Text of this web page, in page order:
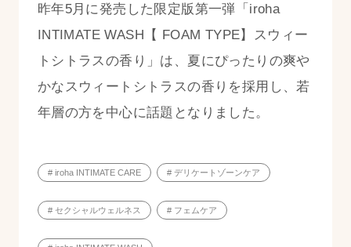
昨年5月に発売した限定版第一弾「iroha
INTIMATE WASH【 FOAM TYPE】スウィー
トシトラスの香り」は、夏にぴったりの爽や
かなスウィートシトラスの香りを採用し、若
年層の方を中心に話題となりました。
# iroha INTIMATE CARE # デリケートゾーンケア
# セクシャルウェルネス # フェムケア